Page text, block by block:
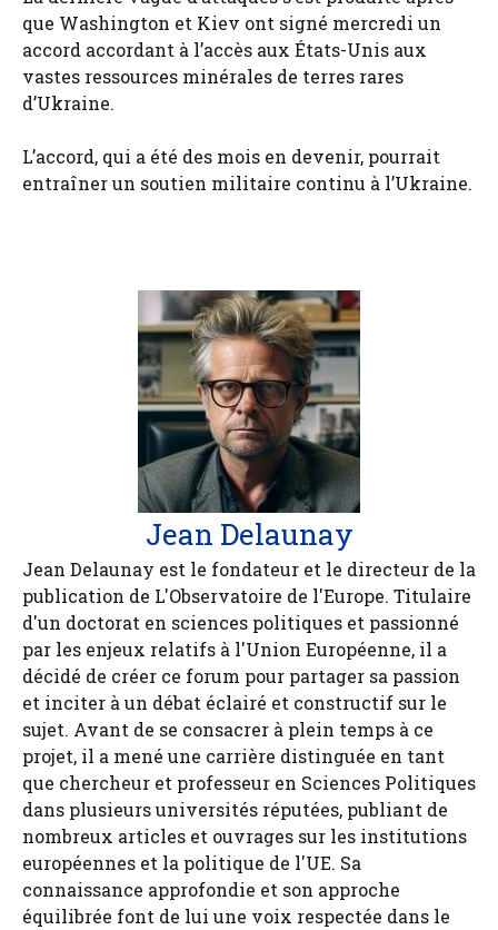
que Washington et Kiev ont signé mercredi un
accord accordant à l’accès aux États-Unis aux
vastes ressources minérales de terres rares
d’Ukraine.
L’accord, qui a été des mois en devenir, pourrait
entraîner un soutien militaire continu à l’Ukraine.
Jean Delaunay
Jean Delaunay est le fondateur et le directeur de la
publication de L'Observatoire de l'Europe. Titulaire
d'un doctorat en sciences politiques et passionné
par les enjeux relatifs à l'Union Européenne, il a
décidé de créer ce forum pour partager sa passion
et inciter à un débat éclairé et constructif sur le
sujet. Avant de se consacrer à plein temps à ce
projet, il a mené une carrière distinguée en tant
que chercheur et professeur en Sciences Politiques
dans plusieurs universités réputées, publiant de
nombreux articles et ouvrages sur les institutions
européennes et la politique de l'UE. Sa
connaissance approfondie et son approche
équilibrée font de lui une voix respectée dans le